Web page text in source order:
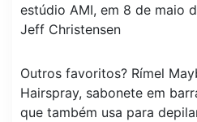
estúdio AMI, em 8 de maio
Jeff Christensen
Outros favoritos? Rímel
Hairspray, sabonete em
que também usa para